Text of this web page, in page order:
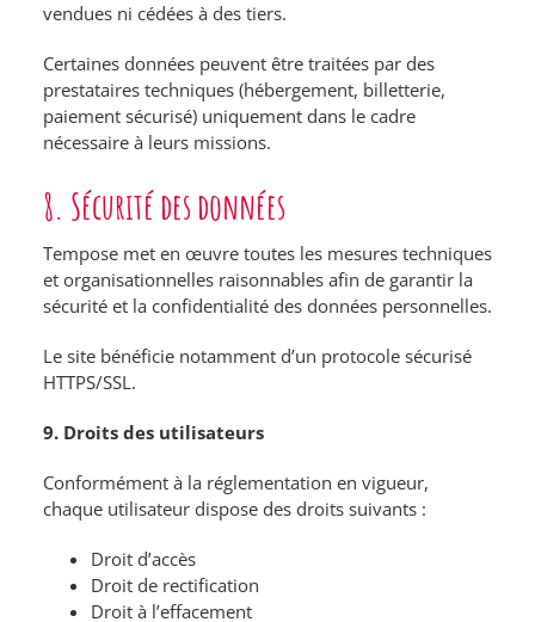
vendues ni cédées à des tiers.
Certaines données peuvent être traitées par des
prestataires techniques (hébergement, billetterie,
paiement sécurisé) uniquement dans le cadre
nécessaire à leurs missions.
8. Sécurité des données
Tempose met en œuvre toutes les mesures techniques
et organisationnelles raisonnables afin de garantir la
sécurité et la confidentialité des données personnelles.
Le site bénéficie notamment d’un protocole sécurisé
HTTPS/SSL.
9. Droits des utilisateurs
Conformément à la réglementation en vigueur,
chaque utilisateur dispose des droits suivants :
Droit d’accès
Droit de rectification
Droit à l’effacement